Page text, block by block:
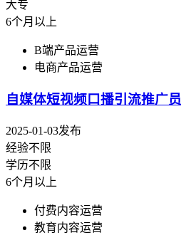
大专
6个月以上
B端产品运营
电商产品运营
自媒体短视频口播引流推广员
2025-01-03发布
经验不限
学历不限
6个月以上
付费内容运营
教育内容运营